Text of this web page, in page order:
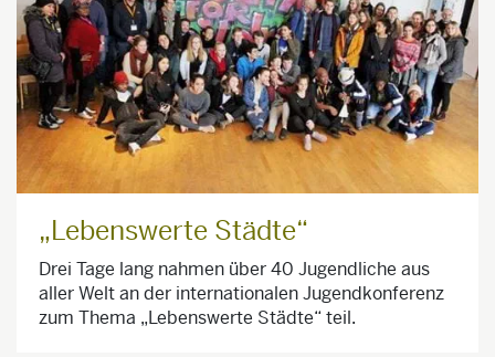
„Lebenswerte Städte“
Drei Tage lang nahmen über 40 Jugendliche aus
aller Welt an der internationalen Jugendkonferenz
zum Thema „Lebenswerte Städte“ teil.